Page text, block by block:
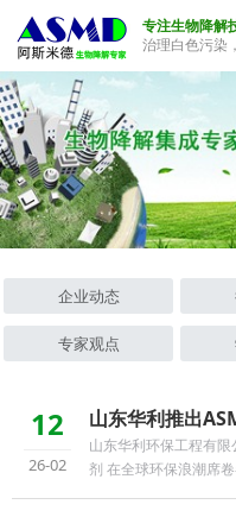
专注生物降解
治理白色污染
企业动态
专家观点
12
26-02
山东华利环保工程有
剂 在全球环保浪潮席